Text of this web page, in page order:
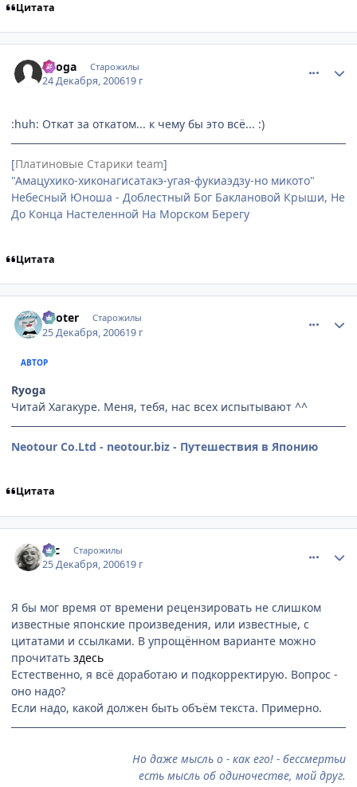
Цитата
Ryoga Старожилы
24 Декабря, 200619 г
:huh: Откат за откатом... к чему бы это всё... :)
[Платиновые Старики team]
"Амацухико-хиконагисатакэ-угая-фукиаэдзу-но микото"
Небесный Юноша - Доблестный Бог Баклановой Крыши, Не
До Конца Настеленной На Морском Берегу
Цитата
Looter Старожилы
25 Декабря, 200619 г
АВТОР
Ryoga
Читай Хагакуре. Меня, тебя, нас всех испытывают ^^
Neotour Co.Ltd - neotour.biz - Путешествия в Японию
Цитата
asc Старожилы
25 Декабря, 200619 г
Я бы мог время от времени рецензировать не слишком
известные японские произведения, или известные, с
цитатами и ссылками. В упрощённом варианте можно
прочитать здесь
Естественно, я всё доработаю и подкорректирую. Вопрос -
оно надо?
Если надо, какой должен быть объём текста. Примерно.
Но даже мысль о - как его! - бессмертьи
есть мысль об одиночестве, мой друг.